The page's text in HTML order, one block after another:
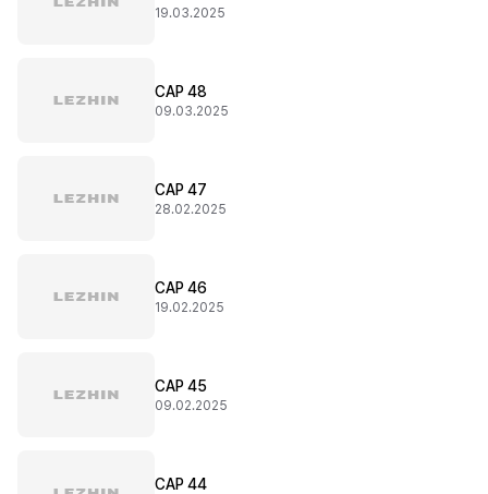
19.03.2025
CAP 48
09.03.2025
CAP 47
28.02.2025
CAP 46
19.02.2025
CAP 45
09.02.2025
CAP 44